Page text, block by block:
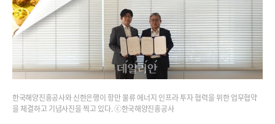
한국해양진흥공사와 신한은행이 항만 물류 에너지 인프라 투자 협력을 위한 업무협약
을 체결하고 기념사진을 찍고 있다. ⓒ한국해양진흥공사